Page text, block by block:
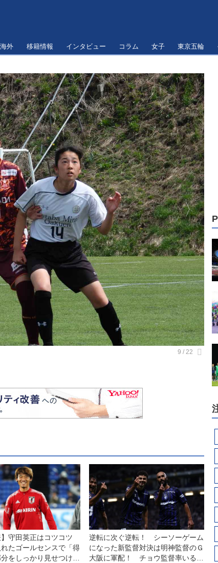
海外 移籍情報 インタビュー コラム 女子 東京五輪
】守田英正はコツコツ
たゴールセンスで「得
をしっかり見せつけた
逆転に次ぐ逆転！ シーソーゲーム
になった新監督対決は明神監督のＧ
大阪に軍配！ チョウ監督率いる浦